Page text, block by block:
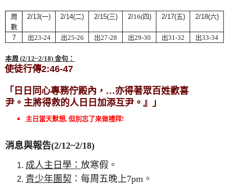
周
數
2/13(一) 2/14(二) 2/15(三) 2/16(四) 2/17(五) 2/18(六)
7 出23-24 出25-26 出27-28 出29-30 出31-32 出33-34
本周 (2/12~2/18) 金句：
使徒行傳2:46-47
「 日日同心專務佇殿內， …亦得著眾百姓歡喜
尹。主將得救的人日日加添互尹。』 」
主日當天默想, 但別忘了來做禮拜!
消息與報告(2/12~2/18)
成人主日學： 放寒假 。
青少年團契 ：每周五晚上7pm 。